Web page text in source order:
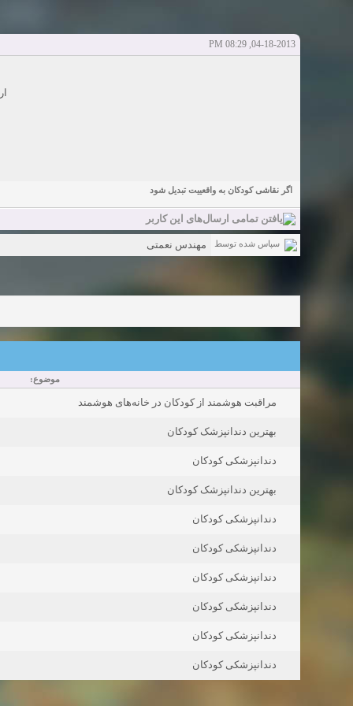
Girls in your town for night - Real-life Females
04-18-2013, 08:29 PM
اگر نقاشی کودکان به واقعییت تبدیل شود
سپاس شده توسط مهندس نعمتی
موضوع:
مراقبت هوشمند از کودکان در خانه‌های هوشمند
بهترین دندانپزشک کودکان
دندانپزشکی کودکان
بهترین دندانپزشک کودکان
دندانپزشکی کودکان
دندانپزشکی کودکان
دندانپزشکی کودکان
دندانپزشکی کودکان
دندانپزشکی کودکان
دندانپزشکی کودکان